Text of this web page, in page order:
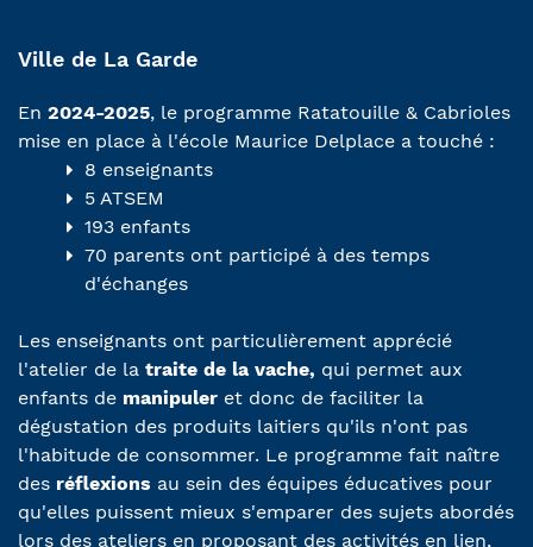
Ville de La Garde
En 2024-2025, le programme Ratatouille & Cabrioles
mise en place à l'école Maurice Delplace a touché :
8 enseignants
5 ATSEM
193 enfants
70 parents ont participé à des temps
d'échanges
Les enseignants ont particulièrement apprécié
l'atelier de la traite de la vache, qui permet aux
enfants de manipuler et donc de faciliter la
dégustation des produits laitiers qu'ils n'ont pas
l'habitude de consommer. Le programme fait naître
des réflexions au sein des équipes éducatives pour
qu'elles puissent mieux s'emparer des sujets abordés
lors des ateliers en proposant des activités en lien,